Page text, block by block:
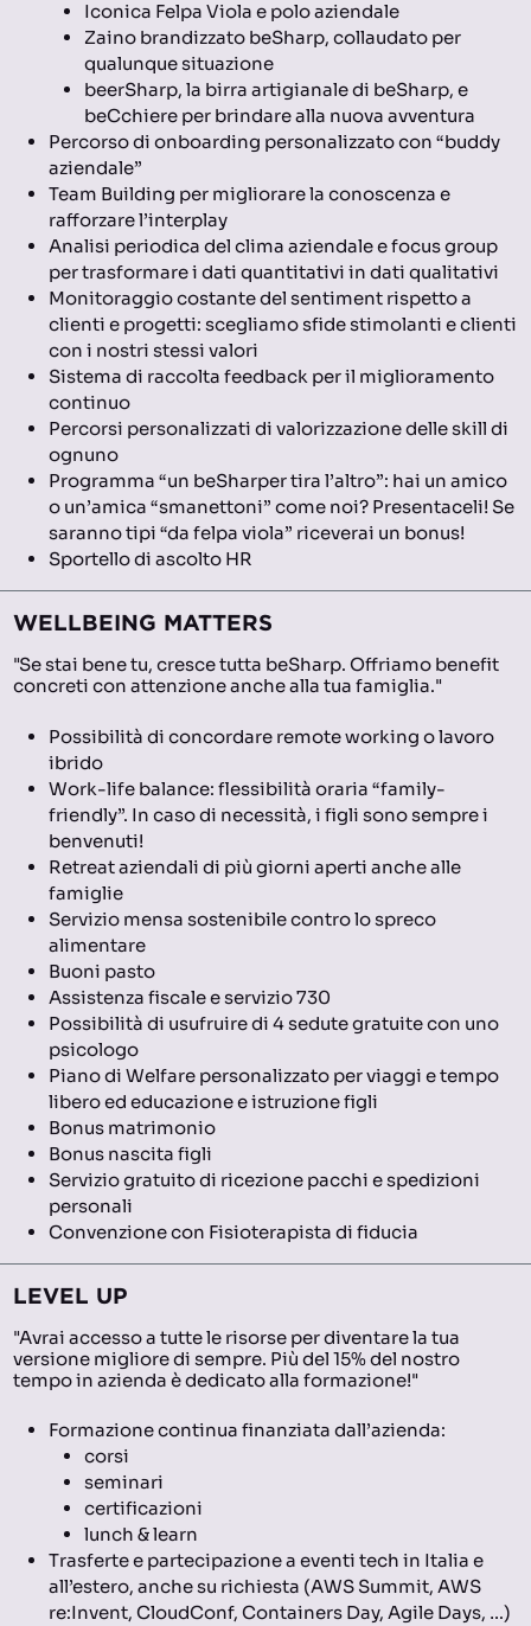
Iconica Felpa Viola e polo aziendale
Zaino brandizzato beSharp, collaudato per
qualunque situazione
beerSharp, la birra artigianale di beSharp, e
beCchiere per brindare alla nuova avventura
Percorso di onboarding personalizzato con “buddy
aziendale”
Team Building per migliorare la conoscenza e
rafforzare l’interplay
Analisi periodica del clima aziendale e focus group
per trasformare i dati quantitativi in dati qualitativi
Monitoraggio costante del sentiment rispetto a
clienti e progetti: scegliamo sfide stimolanti e clienti
con i nostri stessi valori
Sistema di raccolta feedback per il miglioramento
continuo
Percorsi personalizzati di valorizzazione delle skill di
ognuno
Programma “un beSharper tira l’altro”: hai un amico
o un’amica “smanettoni” come noi? Presentaceli! Se
saranno tipi “da felpa viola” riceverai un bonus!
Sportello di ascolto HR
WELLBEING MATTERS
"Se stai bene tu, cresce tutta beSharp. Offriamo benefit
concreti con attenzione anche alla tua famiglia."
Possibilità di concordare remote working o lavoro
ibrido
Work-life balance: flessibilità oraria “family-
friendly”. In caso di necessità, i figli sono sempre i
benvenuti!
Retreat aziendali di più giorni aperti anche alle
famiglie
Servizio mensa sostenibile contro lo spreco
alimentare
Buoni pasto
Assistenza fiscale e servizio 730
Possibilità di usufruire di 4 sedute gratuite con uno
psicologo
Piano di Welfare personalizzato per viaggi e tempo
libero ed educazione e istruzione figli
Bonus matrimonio
Bonus nascita figli
Servizio gratuito di ricezione pacchi e spedizioni
personali
Convenzione con Fisioterapista di fiducia
LEVEL UP
"Avrai accesso a tutte le risorse per diventare la tua
versione migliore di sempre. Più del 15% del nostro
tempo in azienda è dedicato alla formazione!"
Formazione continua finanziata dall’azienda:
corsi
seminari
certificazioni
lunch & learn
Trasferte e partecipazione a eventi tech in Italia e
all’estero, anche su richiesta (AWS Summit, AWS
re:Invent, CloudConf, Containers Day, Agile Days, …)